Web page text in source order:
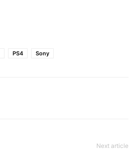
PS4 Sony
Next article